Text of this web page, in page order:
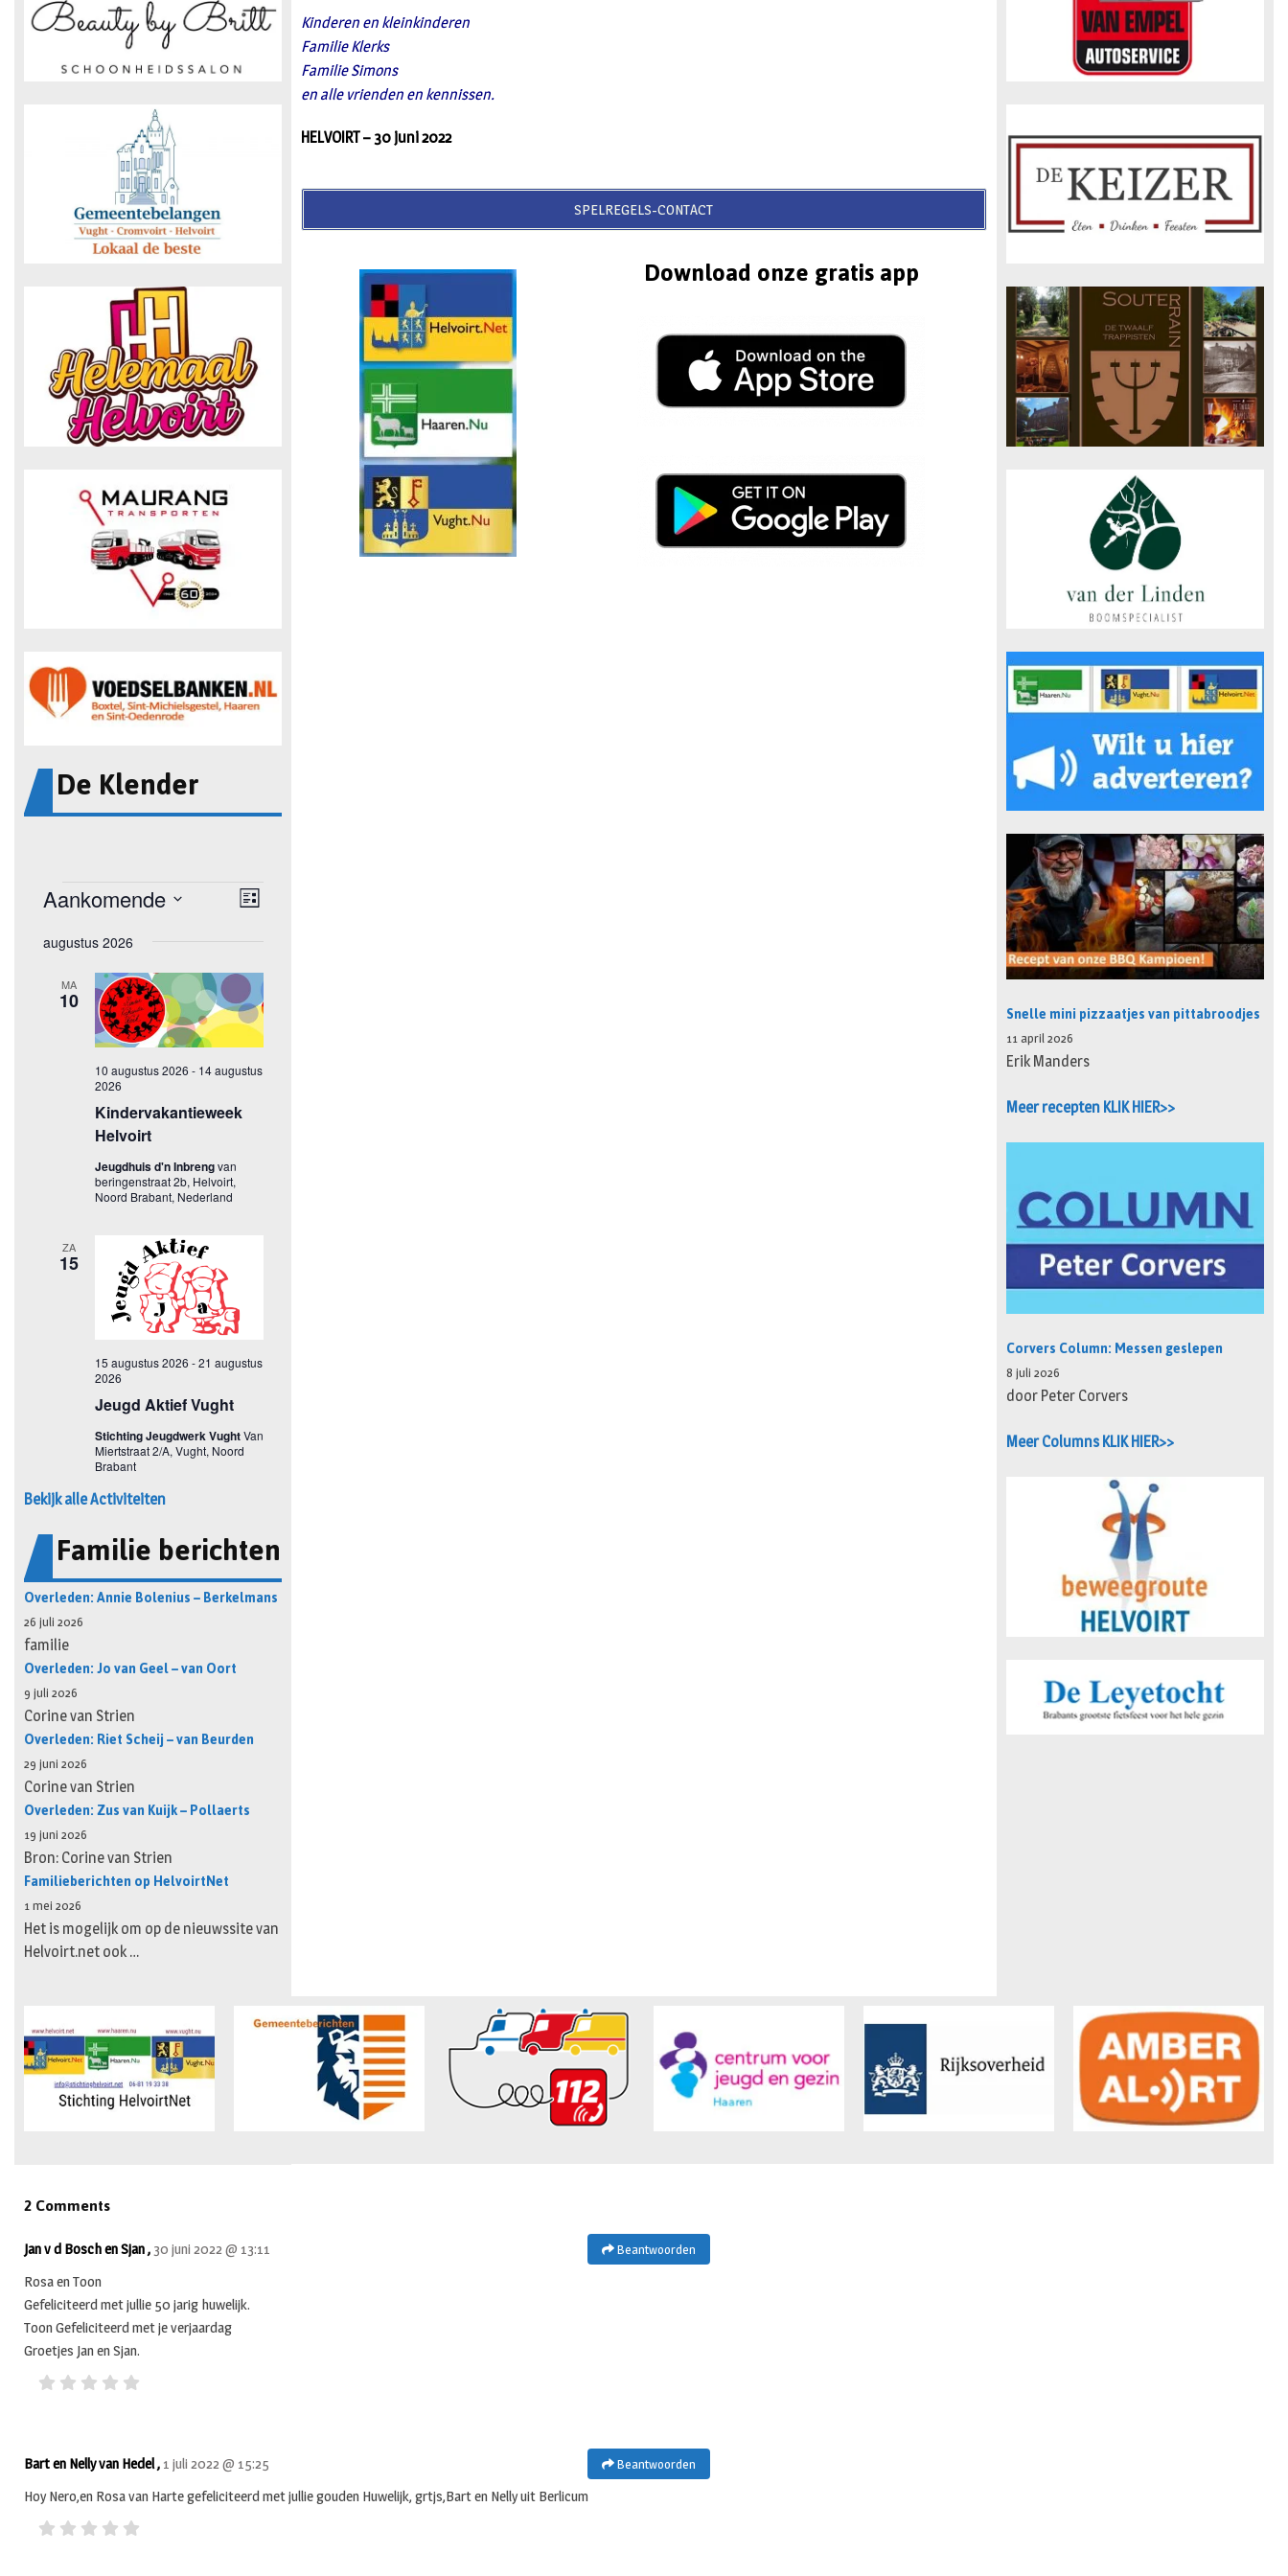
De Klender
Bekijk alle Activiteiten
Familie berichten
Overleden: Annie Bolenius – Berkelmans
26 juli 2026
familie
Overleden: Jo van Geel – van Oort
9 juli 2026
Corine van Strien
Overleden: Riet Scheij – van Beurden
29 juni 2026
Corine van Strien
Overleden: Zus van Kuijk – Pollaerts
19 juni 2026
Bron: Corine van Strien
Familieberichten op HelvoirtNet
1 mei 2026
Het is mogelijk om op de nieuwssite van
Helvoirt.net ook …
Kinderen en kleinkinderen
Familie Klerks
Familie Simons
en alle vrienden en kennissen.
HELVOIRT – 30 juni 2022
SPELREGELS-CONTACT
Download onze gratis app
Snelle mini pizzaatjes van pittabroodjes
11 april 2026
Erik Manders
Meer recepten KLIK HIER>>
Corvers Column: Messen geslepen
8 juli 2026
door Peter Corvers
Meer Columns KLIK HIER>>
2 Comments
Beantwoorden
Jan v d Bosch en Sjan , 30 juni 2022 @ 13:11
Rosa en Toon
Gefeliciteerd met jullie 50 jarig huwelijk.
Toon Gefeliciteerd met je verjaardag
Groetjes Jan en Sjan.
Beantwoorden
Bart en Nelly van Hedel , 1 juli 2022 @ 15:25
Hoy Nero,en Rosa van Harte gefeliciteerd met jullie gouden Huwelijk, grtjs,Bart en Nelly uit Berlicum